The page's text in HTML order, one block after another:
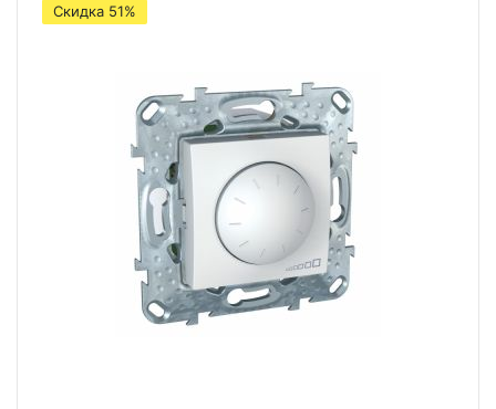
Скидка 51%